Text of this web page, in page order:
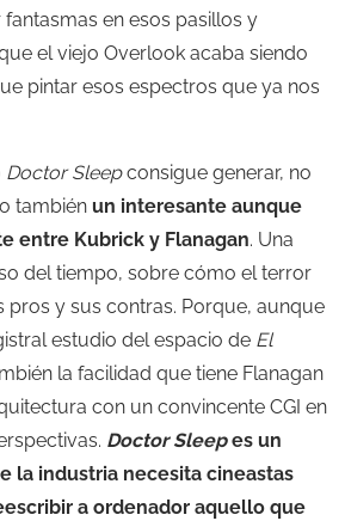
en esos pasillos y
el viejo Overlook acaba siendo
pintar esos espectros que ya nos
Doctor Sleepconsigue generar, no
también un interesante aunque
entre Kubrick y Flanagan. Una
del tiempo, sobre cómo el terror
pros y sus contras. Porque, aunque
estudio del espacio de El
la facilidad que tiene Flanagan
con un convincente CGI en
Doctor Sleepes un
la industria necesita cineastas
a ordenador aquello que